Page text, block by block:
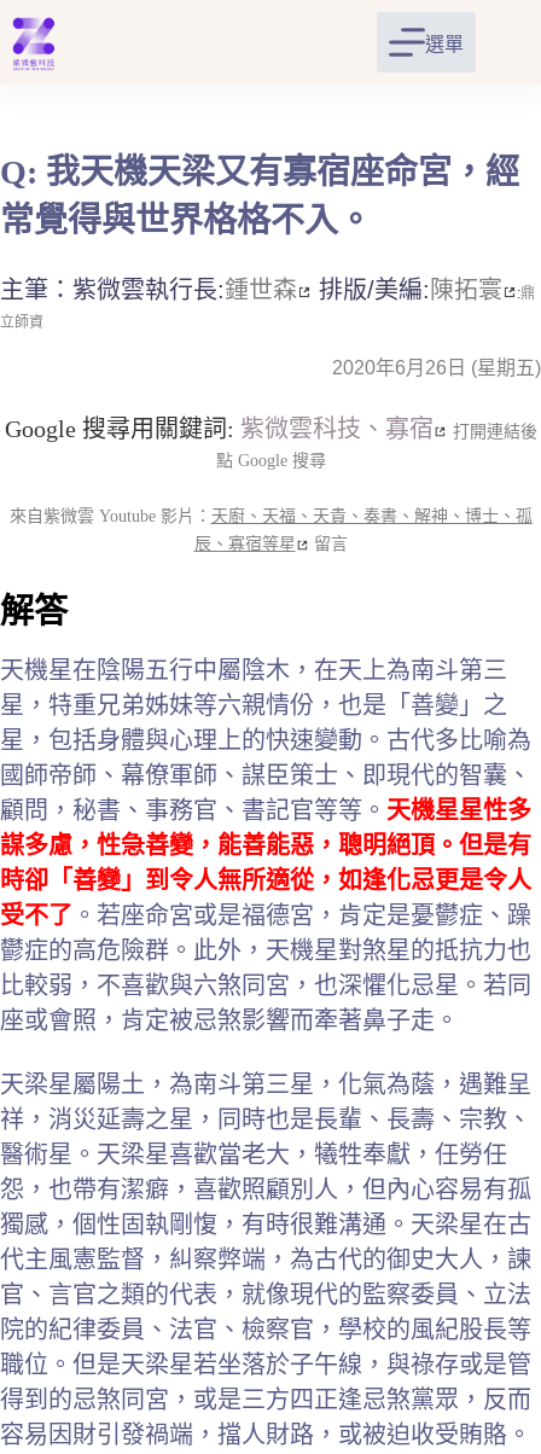
跳
至
主
容
選單
Q: 我天機天梁又有寡宿座命宮，經
常覺得與世界格格不入。
主筆：紫微雲執行長:鍾世森 排版/美編: 陳拓寰 :鼎
立師資
2020年6月26日 (星期五)
Google 搜尋用關鍵詞: 紫微雲科技、寡宿
打開連結後
點 Google 搜尋
來自紫微雲 Youtube 影片： 天廚、天福、天貴、奏書、解神、博士、孤
辰、寡宿等星
留言
解答
天機星在陰陽五行中屬陰木，在天上為南斗第三
星，特重兄弟姊妹等六親情份，也是「善變」之
星，包括身體與心理上的快速變動。古代多比喻為
國師帝師、幕僚軍師、謀臣策士、即現代的智囊、
顧問，秘書、事務官、書記官等等。 天機星星性多
謀多慮，性急善變，能善能惡，聰明絕頂。但是有
時卻「善變」到令人無所適從，如逢化忌更是令人
受不了 。若座命宮或是福德宮，肯定是憂鬱症、躁
鬱症的高危險群。此外，天機星對煞星的抵抗力也
比較弱，不喜歡與六煞同宮，也深懼化忌星。若同
座或會照，肯定被忌煞影響而牽著鼻子走。
天梁星屬陽土，為南斗第三星，化氣為蔭，遇難呈
祥，消災延壽之星，同時也是長輩、長壽、宗教、
醫術星。天梁星喜歡當老大，犧牲奉獻，任勞任
怨，也帶有潔癖，喜歡照顧別人，但內心容易有孤
獨感，個性固執剛愎，有時很難溝通。天梁星在古
代主風憲監督，糾察弊端，為古代的御史大人，諫
官、言官之類的代表，就像現代的監察委員、立法
院的紀律委員、法官、檢察官，學校的風紀股長等
職位。但是天梁星若坐落於子午線，與祿存或是管
得到的忌煞同宮，或是三方四正逢忌煞黨眾，反而
容易因財引發禍端，擋人財路，或被迫收受賄賂。